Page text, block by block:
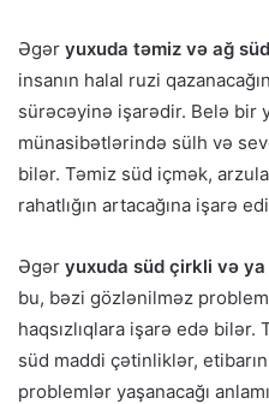
Əgər yuxuda təmiz və ağ
insanın halal ruzi
sürəcəyinə işarədir. Belə bir
münasibətlərində sülh və
bilər. Təmiz süd içmək,
rahatlığın artacağına işarə
Əgər yuxuda süd çirkli və
bu, bəzi gözlənilməz
haqsızlıqlara işarə edə
süd maddi çətinliklər,
problemlər yaşanacağı